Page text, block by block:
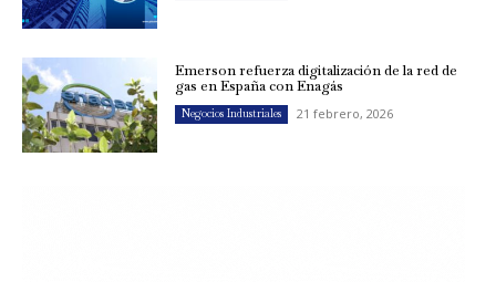
Emerson refuerza digitalización de la red de
gas en España con Enagás
Negocios Industriales 21 febrero, 2026